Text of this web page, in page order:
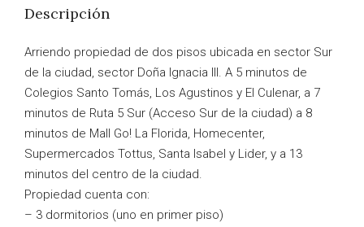
Descripción
Arriendo propiedad de dos pisos ubicada en sector Sur
de la ciudad, sector Doña Ignacia III. A 5 minutos de
Colegios Santo Tomás, Los Agustinos y El Culenar, a 7
minutos de Ruta 5 Sur (Acceso Sur de la ciudad) a 8
minutos de Mall Go! La Florida, Homecenter,
Supermercados Tottus, Santa Isabel y Lider, y a 13
minutos del centro de la ciudad.
Propiedad cuenta con:
– 3 dormitorios (uno en primer piso)